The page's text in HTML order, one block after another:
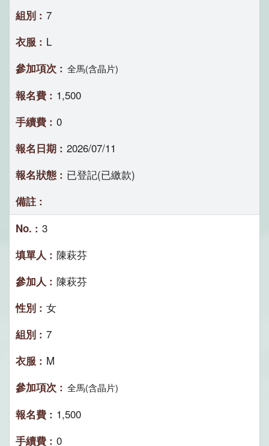
7
L
全馬(含晶片)
1,500
0
2026/07/11
已登記(已繳款)
3
陳萩芬
陳萩芬
女
7
M
全馬(含晶片)
1,500
0